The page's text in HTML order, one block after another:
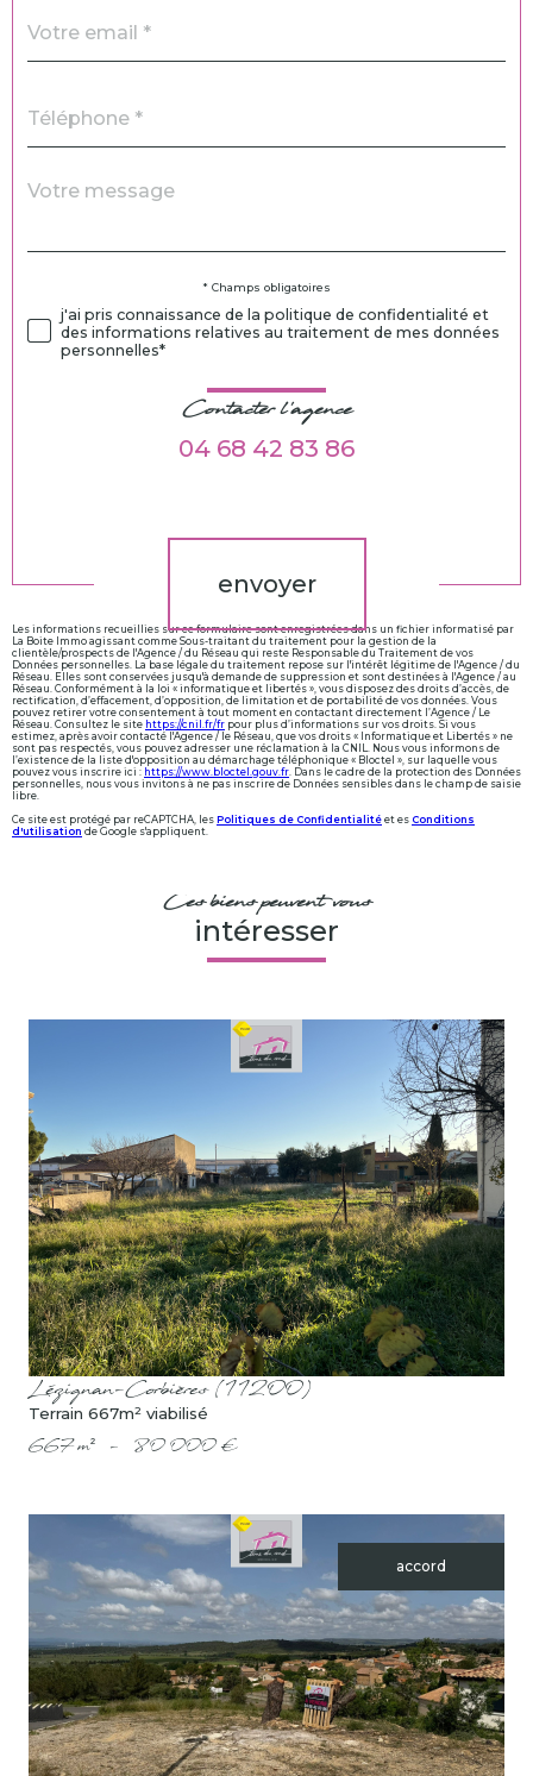
*
*
Fieldset
Message
*
* Champs obligatoires
j'ai pris connaissance de la politique de confidentialité et
des informations relatives au traitement de mes données
personnelles*
Contacter l'agence
04 68 42 83 86
envoyer
Les informations recueillies sur ce formulaire sont enregistrées dans un fichier informatisé par
La Boite Immo agissant comme Sous-traitant du traitement pour la gestion de la
clientèle/prospects de l'Agence / du Réseau qui reste Responsable du Traitement de vos
Données personnelles. La base légale du traitement repose sur l'intérêt légitime de l'Agence / du
Réseau. Elles sont conservées jusqu'à demande de suppression et sont destinées à l'Agence / au
Réseau. Conformément à la loi « informatique et libertés », vous disposez des droits d’accès, de
rectification, d’effacement, d’opposition, de limitation et de portabilité de vos données. Vous
pouvez retirer votre consentement à tout moment en contactant directement l’Agence / Le
Réseau. Consultez le site https://cnil.fr/fr pour plus d’informations sur vos droits. Si vous
estimez, après avoir contacté l'Agence / le Réseau, que vos droits « Informatique et Libertés » ne
sont pas respectés, vous pouvez adresser une réclamation à la CNIL. Nous vous informons de
l’existence de la liste d'opposition au démarchage téléphonique « Bloctel », sur laquelle vous
pouvez vous inscrire ici : https://www.bloctel.gouv.fr. Dans le cadre de la protection des Données
personnelles, nous vous invitons à ne pas inscrire de Données sensibles dans le champ de saisie
libre.
Ce site est protégé par reCAPTCHA, les Politiques de Confidentialité et es Conditions
d'utilisation de Google s'appliquent.
Ces biens peuvent vous
intéresser
voir le bien
Lézignan-Corbières (11200)
Terrain 667m² viabilisé
667 m² - 80 000 €
accord
voir le bien